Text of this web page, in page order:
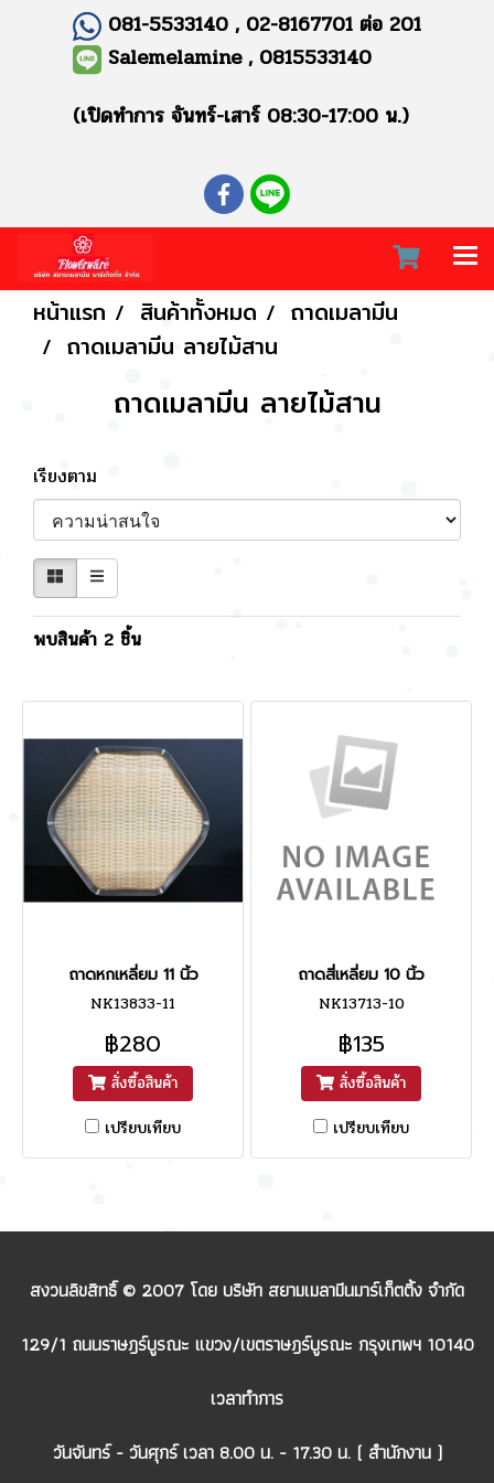
081-5533140 , 02-8167701 ต่อ 201
Salemelamine , 0815533140
(เปิดทำการ จันทร์-เสาร์ 08:30-17:00 น.)
หน้าแรก สินค้าทั้งหมด
ถาดเมลามีน
ถาดเมลามีน ลายไม้สาน
ถาดเมลามีน ลายไม้สาน
เรียงตาม
พบสินค้า 2 ชิ้น
ถาดหกเหลี่ยม 11 นิ้ว
NK13833-11
฿280
สั่งซื้อสินค้า
เปรียบเทียบ
ถาดสี่เหลี่ยม 10 นิ้ว
NK13713-10
฿135
สั่งซื้อสินค้า
เปรียบเทียบ
สงวนลิขสิทธิ์ © 2007 โดย บริษัท สยามเมลามีนมาร์เก็ตติ้ง จำกัด
129/1 ถนนราษฎร์บูรณะ แขวง/เขตราษฎร์บูรณะ กรุงเทพฯ 10140
เวลาทำการ
วันจันทร์ - วันศุกร์ เวลา 8.00 น. - 17.30 น. ( สำนักงาน )